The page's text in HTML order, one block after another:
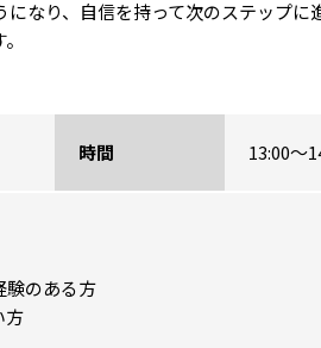
なり、自信を持って次のステップに
時間 13:00～
験のある方
方